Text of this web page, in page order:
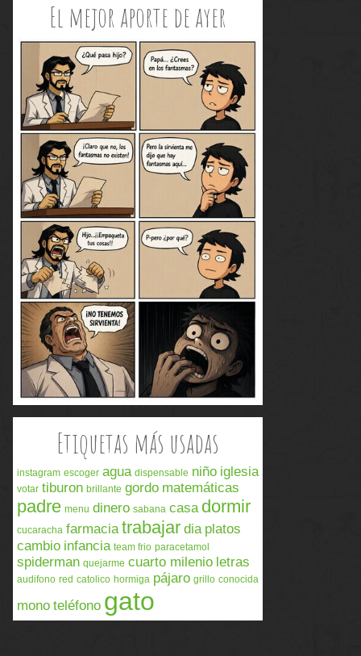
El mejor aporte de ayer
Etiquetas más usadas
instagram escoger agua dispensable niño iglesia
votar tiburon brillante gordo matemáticas
padre menu dinero sabana casa dormir
cucaracha farmacia trabajar dia platos
cambio infancia team frio paracetamol
spiderman quejarme cuarto milenio letras
audifono red catolico hormiga pájaro grillo conocida
mono teléfono gato